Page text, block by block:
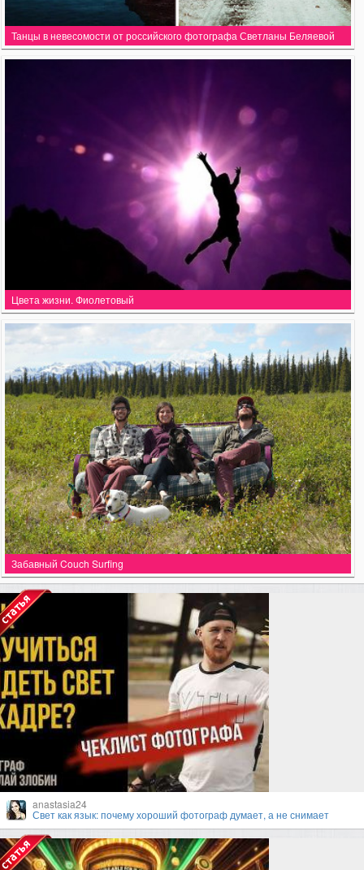
Танцы в невесомости от российского фотографа Светланы Беляевой
Цвета жизни. Фиолетовый
Забавный Couch Surfing
anastasia24
Свет как язык: почему хороший фотограф думает, а не снимает